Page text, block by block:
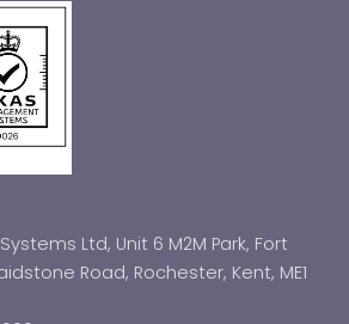
Ltd, Unit 6 M2M Park, Fort
Road, Rochester, Kent, ME1